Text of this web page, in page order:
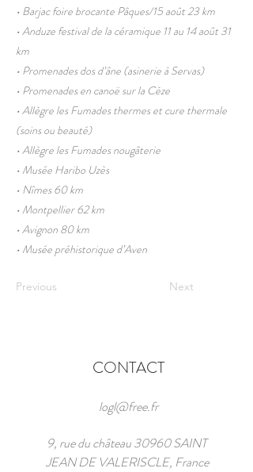
• Barjac foire brocante Pâques/15 août 23 km
• Anduze festival de la céramique 11 au 14 août 31
km
• Promenades dos d’âne (asinerie à Servas)
• Promenades en canoë sur la Cèze
• Allègre les Fumades thermes et cure thermale
(soins ou beauté)
• Allègre les Fumades nougâterie
• Musée Haribo Uzès
• Nîmes 60 km
• Montpellier 62 km
• Avignon 80 km
• Musée préhistorique d’Aven
Previous Next
CONTACT
logl@free.fr
9, rue du château 30960 SAINT
JEAN DE VALERISCLE, France